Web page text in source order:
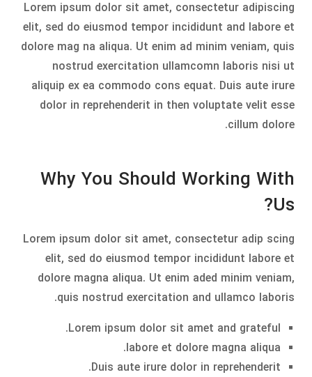
Lorem ipsum dolor sit amet, consectetur adipiscing
elit, sed do eiusmod tempor incididunt and labore et
dolore mag na aliqua. Ut enim ad minim veniam, quis
nostrud exercitation ullamcomn laboris nisi ut
aliquip ex ea commodo cons equat. Duis aute irure
dolor in reprehenderit in then voluptate velit esse
cillum dolore.
Why You Should Working With
Us?
Lorem ipsum dolor sit amet, consectetur adip scing
elit, sed do eiusmod tempor incididunt labore et
dolore magna aliqua. Ut enim aded minim veniam,
quis nostrud exercitation and ullamco laboris.
Lorem ipsum dolor sit amet and grateful.
labore et dolore magna aliqua.
Duis aute irure dolor in reprehenderit.